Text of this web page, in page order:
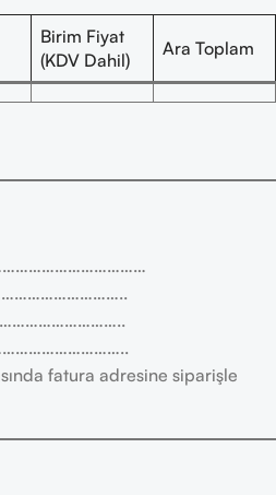
Birim Fiyat
(KDV Dahil)
Ara Toplam
fatura adresine siparişle